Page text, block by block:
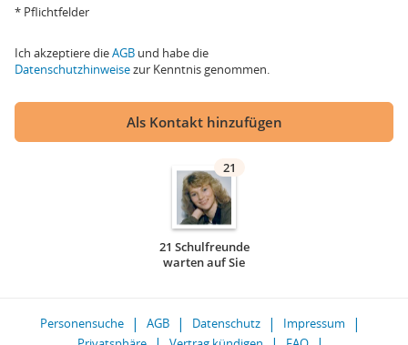
* Pflichtfelder
Ich akzeptiere dieAGB und habe die
Datenschutzhinweisezur Kenntnis genommen.
Als Kontakt hinzufügen
21
21 Schulfreunde
warten auf Sie
Personensuche AGB Datenschutz
Impressum